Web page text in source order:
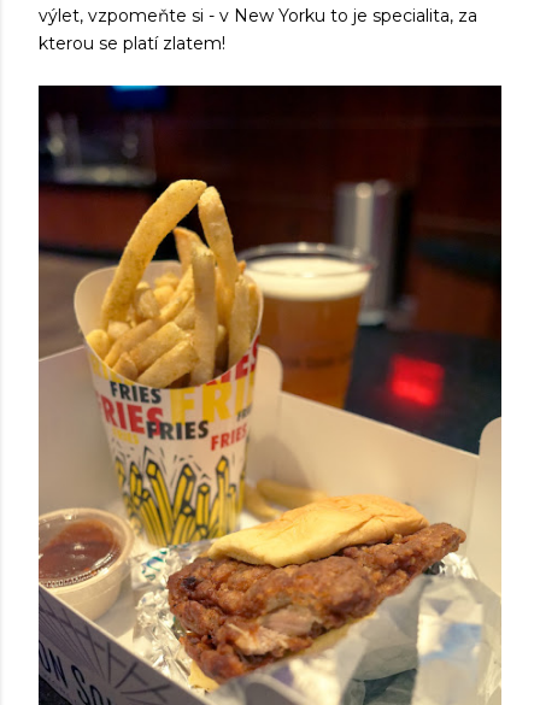
výlet, vzpomeňte si - v New Yorku to je specialita, za
kterou se platí zlatem!